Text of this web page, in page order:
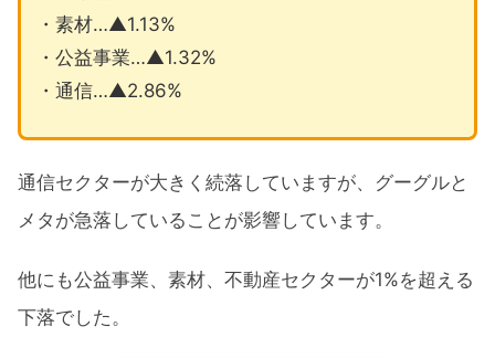
・素材…▲1.13%
・公益事業…▲1.32%
・通信…▲2.86%
通信セクターが大きく続落していますが、グーグルと
メタが急落していることが影響しています。
他にも公益事業、素材、不動産セクターが1%を超える
下落でした。